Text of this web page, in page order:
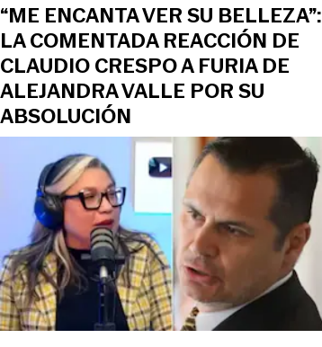
“ME ENCANTA VER SU BELLEZA”:
LA COMENTADA REACCIÓN DE
CLAUDIO CRESPO A FURIA DE
ALEJANDRA VALLE POR SU
ABSOLUCIÓN